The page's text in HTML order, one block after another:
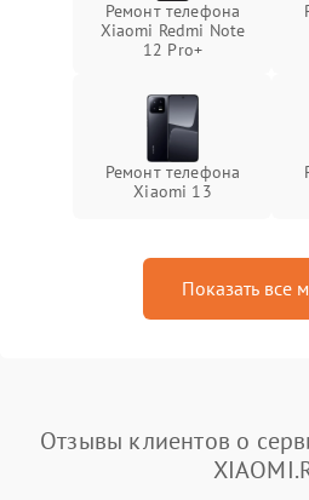
Ремонт телефона
Xiaomi Redmi Note
12 Pro+
Ремонт телефона
Xiaomi 13
Показать все
Отзывы клиентов о